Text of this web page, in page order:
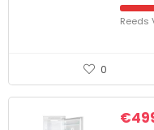
Reeds
0
€